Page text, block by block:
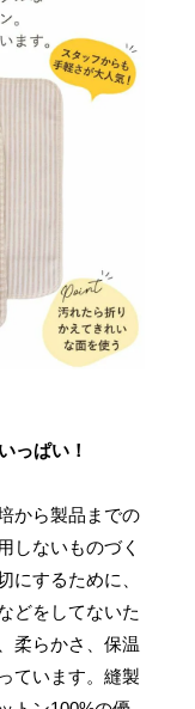
っぱい！
から製品までの
しないものづく
にするために、
どをしてないた
柔らかさ、保温
ています。縫製